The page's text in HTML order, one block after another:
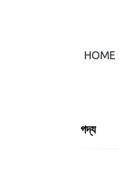
HOME
গদ্য